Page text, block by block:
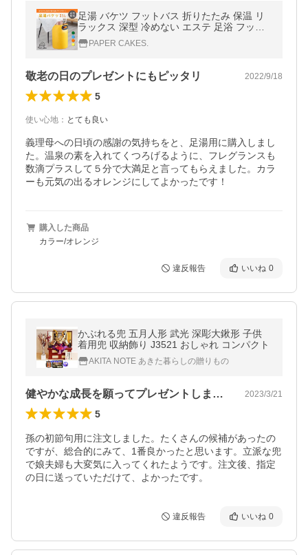
足湯 バケツ フットバス 折りたたみ 保温 リ
ラックス 深型 冷めない エステ 足浴 フット
ケア ボウル 足湯用 自宅 防水 お風呂 バスグ
ッズPAPER CAKES.
敬老の日のプレゼントにもピッタリ 2022/9/18
5
使い心地 ： とても良い
義理母への日頃の感謝の気持ちをと、足湯用に購入しまし
た。温泉の素を入れてくつろげるように、フレグランスも
数滴プラスして５分で大満足と言ってもらえました。カラ
ーも元気の出るオレンジにしてよかったです！
購入した商品
カラー/オレンジ
違反報告 いいね 0
かぶれる兜 五月人形 武光 深彫大鍬形 子供
着用兜 収納飾り J3521 おしゃれ コンパクト
AKITA NOTE あきた暮らしの贈りもの
健やかな成長を願ってプレゼントしました 2023/3/21
5
孫の初節句用に注文しました。たくさんの候補があったの
ですが、総合的にみて、1番良かったと思います。立派な兜
で娘夫婦も大変気に入ってくれたようです。注文後、指定
の日に送っていただけて、よかったです。
違反報告 いいね 0